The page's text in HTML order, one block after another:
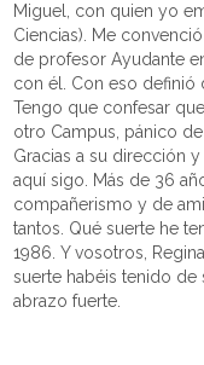
Miguel, con quien yo
Ciencias). Me
de profesor Ayudante
con él. Con eso definió
Tengo que confesar
otro Campus, pánico
Gracias a su dirección
aquí sigo. Más de 36
compañerismo y de
tantos. Qué suerte he
1986. Y vosotros,
suerte habéis tenido de
abrazo fuerte.